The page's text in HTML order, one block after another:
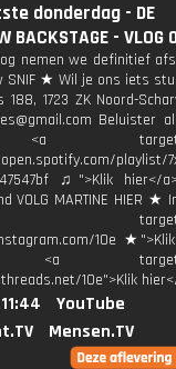
donderdag - DE
BACKSTAGE - VLOG
nemen we definitief
SNIF ★ Wil je ons iets
188, 1723 ZK Noord-
Beluister
playlist/
♫">Klik hier</
VOLG MARTINE HIER ★
10e
<a
10e">Klik
YouTube
Mensen.TV